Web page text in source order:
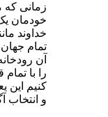
زمانی که
خودمان
خداوند
تمام
آن
را با
کنیم این
و انتخاب